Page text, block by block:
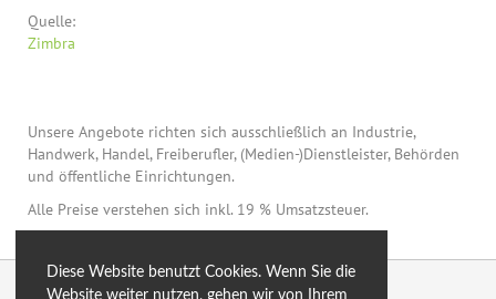
Diese Website benutzt Cookies. Wenn Sie die
Website weiter nutzen, gehen wir von Ihrem
Quelle:
Zimbra
Unsere Angebote richten sich ausschließlich an Industrie,
Handwerk, Handel, Freiberufler, (Medien-)Dienstleister, Behörden
und öffentliche Einrichtungen.
Alle Preise verstehen sich inkl. 19 % Umsatzsteuer.
© 2026 by eXtro.hosting